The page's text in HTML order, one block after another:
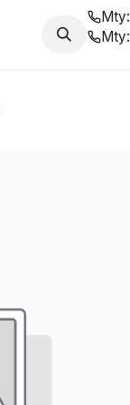
Nosotros Blog
Mty:
Mty: